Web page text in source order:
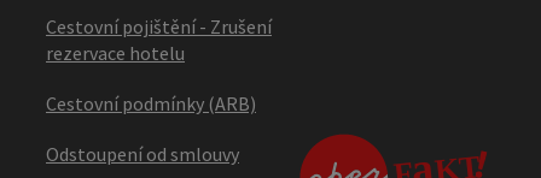
Cestovní pojištění - Zrušení
rezervace hotelu
Cestovní podmínky (ARB)
Odstoupení od smlouvy